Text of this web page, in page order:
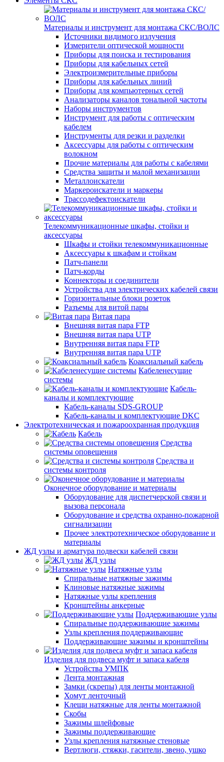
Материалы и инструмент для монтажа СКС/ВОЛС
Источники видимого излучения
Измерители оптической мощности
Приборы для поиска и тестирования
Приборы для кабельных сетей
Электроизмерительные приборы
Приборы для кабельных линий
Приборы для компьютерных сетей
Анализаторы каналов тональной частоты
Наборы инструментов
Инструмент для работы с оптическим
кабелем
Инструменты для резки и разделки
Аксессуары для работы с оптическим
волокном
Прочие материалы для работы с кабелями
Средства защиты и малой механизации
Металлоискатели
Маркероискатели и маркеры
Трассодефектоискатели
Телекоммуникационные шкафы, стойки и
аксессуары
Шкафы и стойки телекоммуникационные
Аксессуары к шкафам и стойкам
Патч-панели
Патч-корды
Коннекторы и соединители
Устройства для электрических кабелей связи
Горизонтальные блоки розеток
Разъемы для витой пары
Витая пара
Внешняя витая пара FTP
Внешняя витая пара UTP
Внутренняя витая пара FTP
Внутренняя витая пара UTP
Коаксиальный кабель
Кабеленесущие
системы
Кабель-
каналы и комплектующие
Кабель-каналы SDS-GROUP
Кабель-каналы и комплектующие DKC
Электротехническая и пожароохранная продукция
Кабель
Средства
системы оповещения
Средства и
системы контроля
Оконечное оборудование и материалы
Оборудование для диспетчерской связи и
вызова персонала
Оборудование и средства охранно-пожарной
сигнализации
Прочее электротехническое оборудование и
материалы
ЖД узлы и арматура подвески кабелей связи
ЖД узлы
Натяжные узлы
Спиральные натяжные зажимы
Клиновые натяжные зажимы
Натяжные узлы крепления
Кронштейны анкерные
Поддерживающие узлы
Спиральные поддерживающие зажимы
Узлы крепления поддерживающие
Поддерживающие зажимы и кронштейны
Изделия для подвеса муфт и запаса кабеля
Устройства УМПК
Лента монтажная
Замки (скрепы) для ленты монтажной
Хомут ленточный
Клещи натяжные для ленты монтажной
Скобы
Зажимы шлейфовые
Зажимы поддерживающие
Узлы крепления натяжные стеновые
Вертлюги, стяжки, гасители, звено, ушко